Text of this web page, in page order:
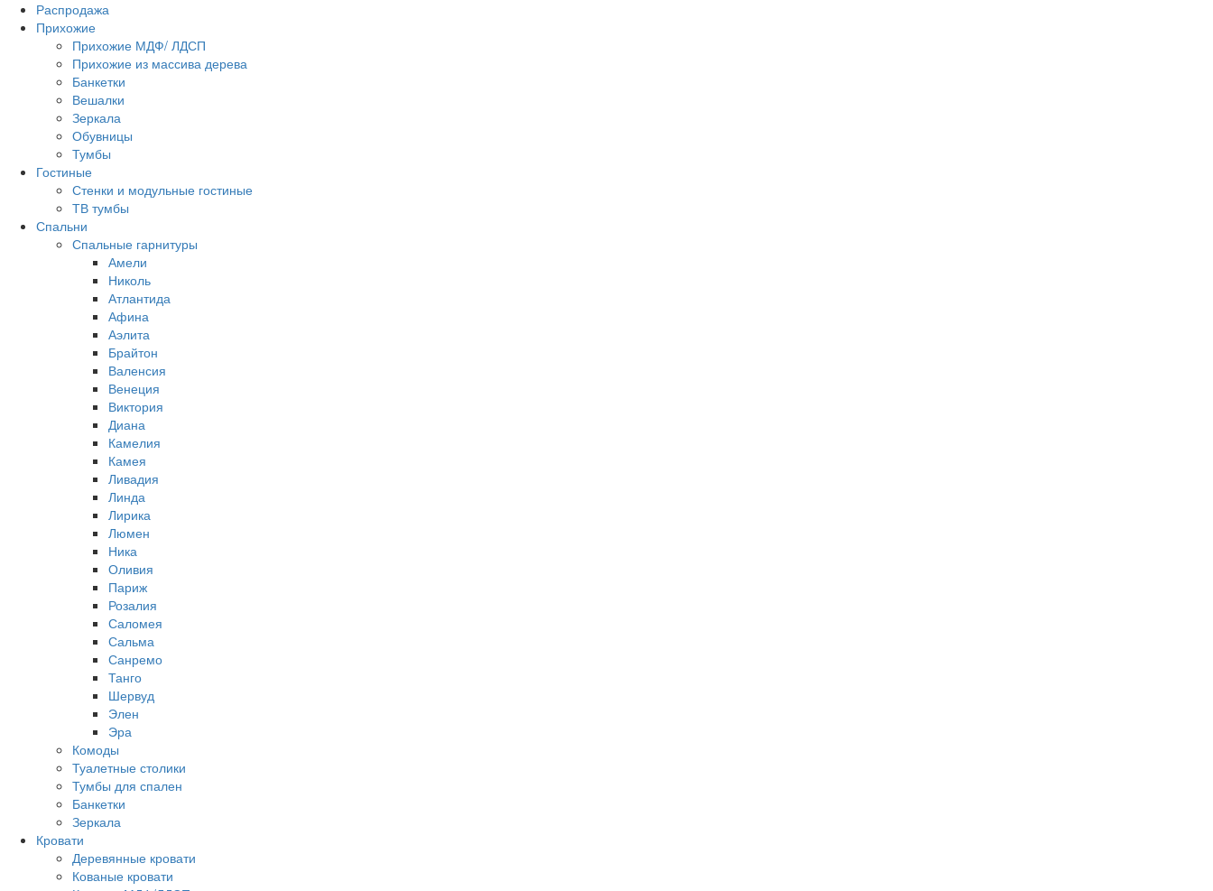
Распродажа
Прихожие
Прихожие МДФ/ ЛДСП
Прихожие из массива дерева
Банкетки
Вешалки
Зеркала
Обувницы
Тумбы
Гостиные
Стенки и модульные гостиные
ТВ тумбы
Спальни
Спальные гарнитуры
Амели
Николь
Атлантида
Афина
Аэлита
Брайтон
Валенсия
Венеция
Виктория
Диана
Камелия
Камея
Ливадия
Линда
Лирика
Люмен
Ника
Оливия
Париж
Розалия
Саломея
Сальма
Санремо
Танго
Шервуд
Элен
Эра
Комоды
Туалетные столики
Тумбы для спален
Банкетки
Зеркала
Кровати
Деревянные кровати
Кованые кровати